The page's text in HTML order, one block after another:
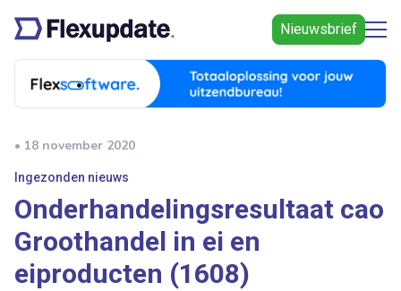
Nieuwsbrief
• 18 november 2020
Ingezonden nieuws
Onderhandelingsresultaat cao
Groothandel in ei en
eiproducten (1608)